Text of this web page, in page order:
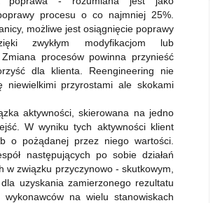
procesu o co najmniej 25%.
możliwe jest osiągnięcie poprawy
zwykłym modyfikacjom lub
procesów powinna przynieść
dla klienta. Reengineering nie
niewielkimi przyrostami ale skokami
aktywności, skierowana na jedno
W wyniku tych aktywności klient
o pożądanej przez niego wartości.
następujących po sobie działań
w związku przyczynowo - skutkowym,
uzyskania zamierzonego rezultatu
wykonawców na wielu stanowiskach